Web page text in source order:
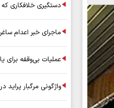
دستگیری خلافکاری
ماجرای خبر اعدام
عملیات بی‌وقفه برای
واژگونی مرگبار